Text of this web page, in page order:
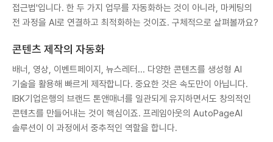
접근법'입니다. 한 두 가지 업무를 자동화하는 것이 아니라, 마케팅의
전 과정을 AI로 연결하고 최적화하는 것이죠. 구체적으로 살펴볼까요?
콘텐츠 제작의 자동화
배너, 영상, 이벤트페이지, 뉴스레터... 다양한 콘텐츠를 생성형 AI
기술을 활용해 빠르게 제작합니다. 중요한 것은 속도만이 아닙니다.
IBK기업은행의 브랜드 톤앤매너를 일관되게 유지하면서도 창의적인
콘텐츠를 만들어내는 것이 핵심이죠. 프레임아웃의 AutoPageAI
솔루션이 이 과정에서 중추적인 역할을 합니다.